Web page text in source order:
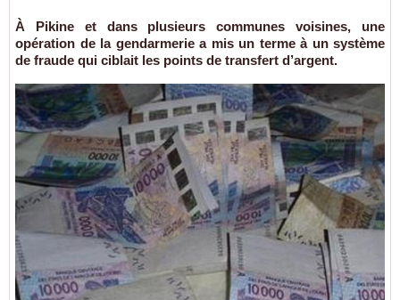
À Pikine et dans plusieurs communes voisines, une
opération de la gendarmerie a mis un terme à un système
de fraude qui ciblait les points de transfert d’argent.